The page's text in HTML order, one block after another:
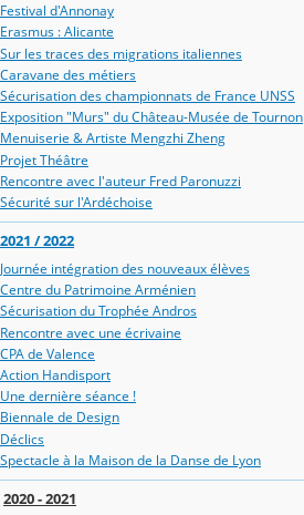
Festival d'Annonay
Erasmus : Alicante
Sur les traces des migrations italiennes
Caravane des métiers
Sécurisation des championnats de France UNSS
Exposition "Murs" du Château-Musée de Tournon
Menuiserie & Artiste Mengzhi Zheng
Projet Théâtre
Rencontre avec l'auteur Fred Paronuzzi
Sécurité sur l'Ardéchoise
2021 / 2022
Journée intégration des nouveaux élèves
Centre du Patrimoine Arménien
Sécurisation du Trophée Andros
Rencontre avec une écrivaine
CPA de Valence
Action Handisport
Une dernière séance !
Biennale de Design
Déclics
Spectacle à la Maison de la Danse de Lyon
2020 - 2021